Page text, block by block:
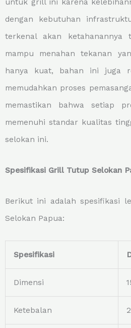
untuk grill ini karena
dengan kebutuhan
terkenal akan ketahanannya
mampu menahan tekanan
hanya kuat, bahan ini juga
memudahkan proses
memastikan bahwa setiap
memenuhi standar kualitas
selokan ini.
Spesifikasi Grill Tutup Selokan
Berikut ini adalah spesifikasi
Selokan Papua:
Spesifikasi
Dimensi
Ketebalan